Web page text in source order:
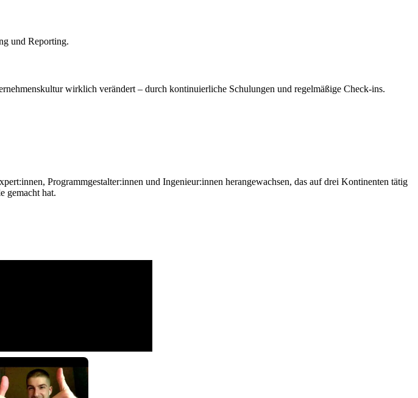
und Reporting.
wirklich verändert – durch kontinuierliche Schulungen und regelmäßige Check-ins.
Programmgestalter:innen und Ingenieur:innen herangewachsen, das auf drei Kontinenten tätig
gemacht hat.